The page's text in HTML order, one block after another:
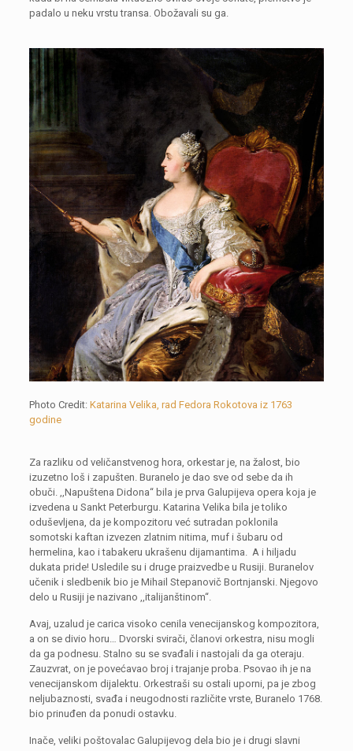
padalo u neku vrstu transa. Obožavali su ga.
Photo Credit: Katarina Velika, rad Fedora Rokotova iz 1763
godine
Za razliku od veličanstvenog hora, orkestar je, na žalost, bio
izuzetno loš i zapušten. Buranelo je dao sve od sebe da ih
obuči. ,,Napuštena Didona“ bila je prva Galupijeva opera koja je
izvedena u Sankt Peterburgu. Katarina Velika bila je toliko
oduševljena, da je kompozitoru već sutradan poklonila
somotski kaftan izvezen zlatnim nitima, muf i šubaru od
hermelina, kao i tabakeru ukrašenu dijamantima. A i hiljadu
dukata pride! Usledile su i druge praizvedbe u Rusiji. Buranelov
učenik i sledbenik bio je Mihail Stepanovič Bortnjanski. Njegovo
delo u Rusiji je nazivano ,,italijanštinom“.
Avaj, uzalud je carica visoko cenila venecijanskog kompozitora,
a on se divio horu… Dvorski svirači, članovi orkestra, nisu mogli
da ga podnesu. Stalno su se svađali i nastojali da ga oteraju.
Zauzvrat, on je povećavao broj i trajanje proba. Psovao ih je na
venecijanskom dijalektu. Orkestraši su ostali uporni, pa je zbog
neljubaznosti, svađa i neugodnosti različite vrste, Buranelo 1768.
bio prinuđen da ponudi ostavku.
Inače, veliki poštovalac Galupijevog dela bio je i drugi slavni